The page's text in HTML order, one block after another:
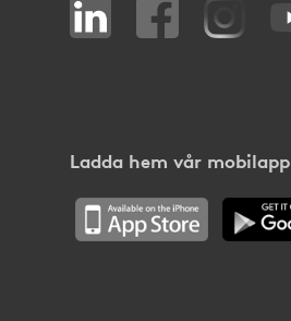
Ladda hem vår mobilapp